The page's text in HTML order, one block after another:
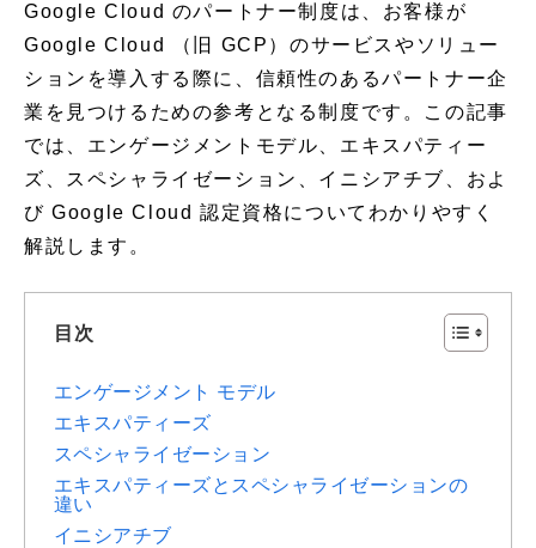
Google Cloud のパートナー制度は、お客様が
Google Cloud （旧 GCP）のサービスやソリュー
ションを導入する際に、信頼性のあるパートナー企
業を見つけるための参考となる制度です。この記事
では、エンゲージメントモデル、エキスパティー
ズ、スペシャライゼーション、イニシアチブ、およ
び Google Cloud 認定資格についてわかりやすく
解説します。
目次
エンゲージメント モデル
エキスパティーズ
スペシャライゼーション
エキスパティーズとスペシャライゼーションの
違い
イニシアチブ